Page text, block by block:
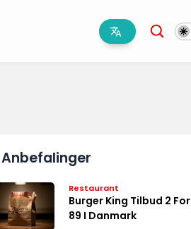
Anbefalinger
Restaurant
Burger King Tilbud 2 For
89 I Danmark